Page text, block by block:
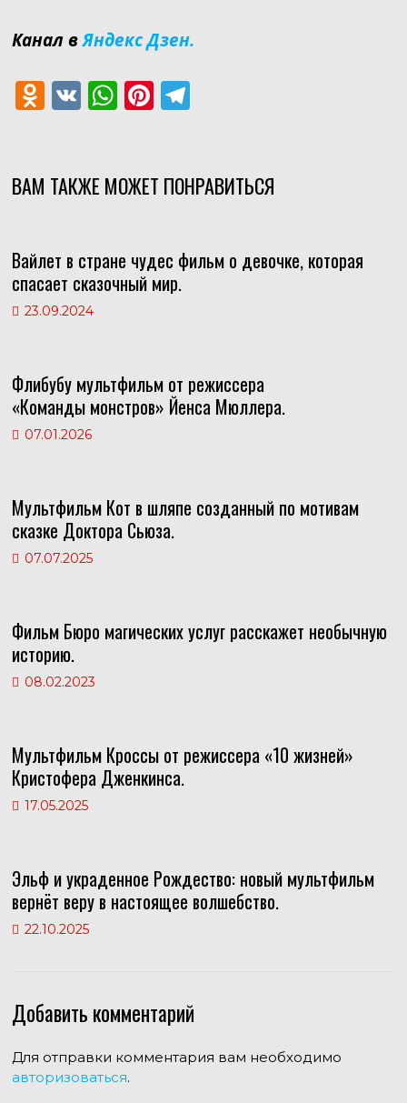
Канал вЯндекс Дзен.
O
d
o
s
ni
ki
V
K
W
h
s
p
Pi
nt
e
T
gr
ВАМ ТАКЖЕ МОЖЕТ ПОНРАВИТЬСЯ
Вайлет в стране чудес фильм о девочке, которая
спасает сказочный мир.
23.09.2024
Флибубу мультфильм от режиссера
«Команды монстров» Йенса Мюллера.
07.01.2026
Мультфильм Кот в шляпе созданный по мотивам
сказке Доктора Сьюза.
07.07.2025
Фильм Бюро магических услуг расскажет необычную
историю.
08.02.2023
Мультфильм Кроссы от режиссера «10 жизней»
Кристофера Дженкинса.
17.05.2025
Эльф и украденное Рождество: новый мультфильм
вернёт веру в настоящее волшебство.
22.10.2025
Добавить комментарий
Для отправки комментария вам необходимо
авторизоваться.